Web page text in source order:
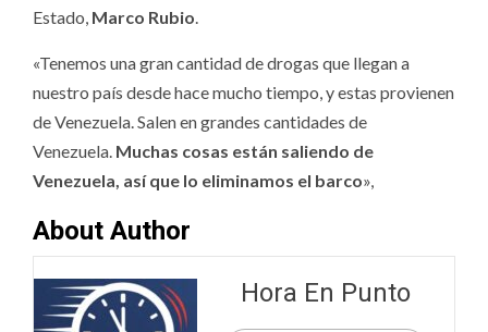
Estado, Marco Rubio.
«Tenemos una gran cantidad de drogas que llegan a
nuestro país desde hace mucho tiempo, y estas provienen
de Venezuela. Salen en grandes cantidades de
Venezuela. Muchas cosas están saliendo de
Venezuela, así que lo eliminamos el barco»,
About Author
Hora En Punto